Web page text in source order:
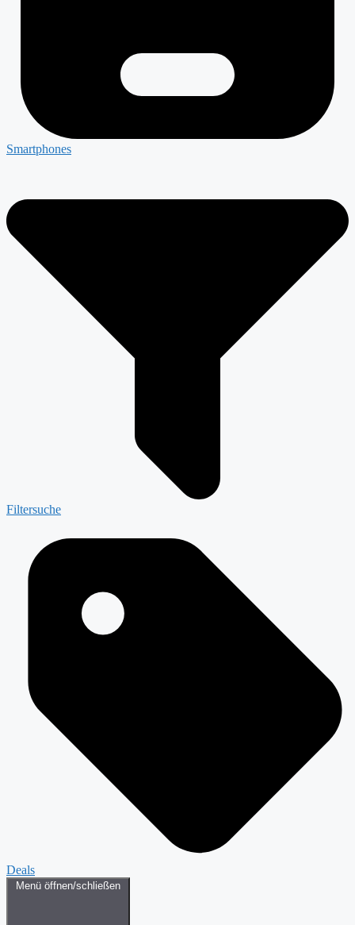
Smartphones
Filtersuche
Deals
Menü öffnen/schließen